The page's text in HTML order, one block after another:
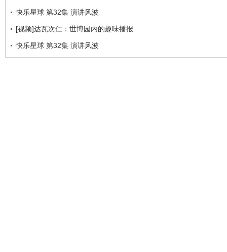
快乐星球 第32集 演讲风波
[视频]达瓦次仁：世博园内的趣味播报
快乐星球 第32集 演讲风波